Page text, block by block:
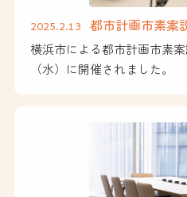
2025.2.13 都市計画市素案
横浜市による都市計画市素案
（水）に開催されました。